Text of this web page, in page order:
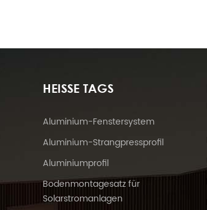
HEISSE TAGS
Aluminium-Fenstersystem
Aluminium-Strangpressprofil
Aluminiumprofil
Bodenmontagesatz für
Solarstromanlagen